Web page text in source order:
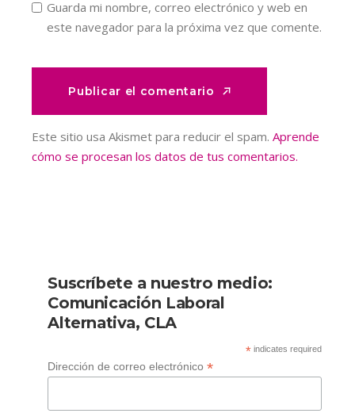
Guarda mi nombre, correo electrónico y web en
este navegador para la próxima vez que comente.
Publicar el comentario
Este sitio usa Akismet para reducir el spam.Aprende
cómo se procesan los datos de tus comentarios.
Suscríbete a nuestro medio:
Comunicación Laboral
Alternativa, CLA
*indicates required
Dirección de correo electrónico*